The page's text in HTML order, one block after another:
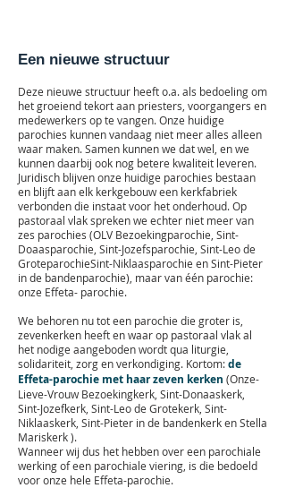
Een nieuwe structuur
Deze nieuwe structuur heeft o.a. als bedoeling om
het groeiend tekort aan priesters, voorgangers en
medewerkers op te vangen. Onze huidige
parochies kunnen vandaag niet meer alles alleen
waar maken. Samen kunnen we dat wel, en we
kunnen daarbij ook nog betere kwaliteit leveren.
Juridisch blijven onze huidige parochies bestaan
en blijft aan elk kerkgebouw een kerkfabriek
verbonden die instaat voor het onderhoud. Op
pastoraal vlak spreken we echter niet meer van
zes parochies (OLV Bezoekingparochie, Sint-
Doaasparochie, Sint-Jozefsparochie, Sint-Leo de
GroteparochieSint-Niklaasparochie en Sint-Pieter
in de bandenparochie), maar van één parochie:
onze Effeta- parochie.
We behoren nu tot een parochie die groter is,
zevenkerken heeft en waar op pastoraal vlak al
het nodige aangeboden wordt qua liturgie,
solidariteit, zorg en verkondiging. Kortom:de
Effeta-parochie met haar zeven kerken (Onze-
Lieve-Vrouw Bezoekingkerk, Sint-Donaaskerk,
Sint-Jozefkerk, Sint-Leo de Grotekerk, Sint-
Niklaaskerk, Sint-Pieter in de bandenkerk en Stella
Mariskerk ).
Wanneer wij dus het hebben over een parochiale
werking of een parochiale viering, is die bedoeld
voor onze hele Effeta-parochie.